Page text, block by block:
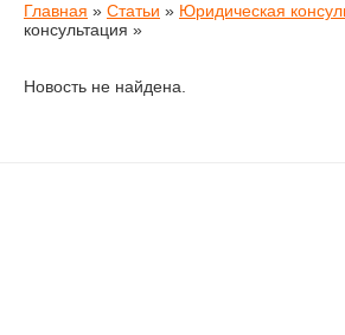
Главная » Статьи » Юридическая
консультация »
Новость не найдена.